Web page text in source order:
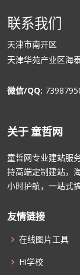
联系我们
天津市南开区
天津华苑产业区海
微信/QQ:
关于 童哲网
童哲网专业建站服
持高端定制建站，
小时护航，一站式
友情链接
在线图片工具
Hi学校